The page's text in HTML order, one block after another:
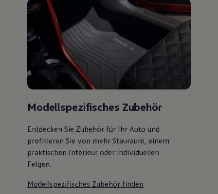
Modellspezifisches Zubehör
Entdecken Sie Zubehör für Ihr Auto und
profitieren Sie von mehr Stauraum, einem
praktischen Interieur oder individuellen
Felgen.
Modellspezifisches Zubehör finden